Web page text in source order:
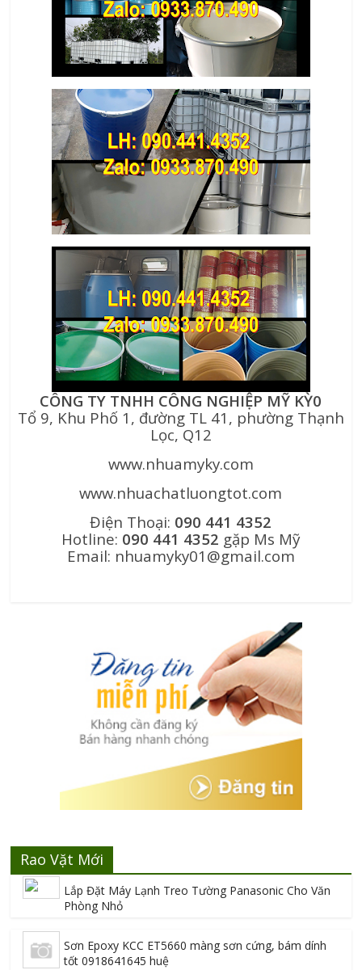
CÔNG TY TNHH CÔNG NGHIỆP MỸ KỲ0
Tổ 9, Khu Phố 1, đường TL 41, phường Thạnh
Lọc, Q12
www.nhuamyky.com
www.nhuachatluongtot.com
Điện Thoại: 090 441 4352
Hotline: 090 441 4352 gặp Ms Mỹ
Email: nhuamyky01@gmail.com
Rao Vặt Mới
Lắp Đặt Máy Lạnh Treo Tường Panasonic Cho Văn
Phòng Nhỏ
Sơn Epoxy KCC ET5660 màng sơn cứng, bám dính
tốt 0918641645 huệ